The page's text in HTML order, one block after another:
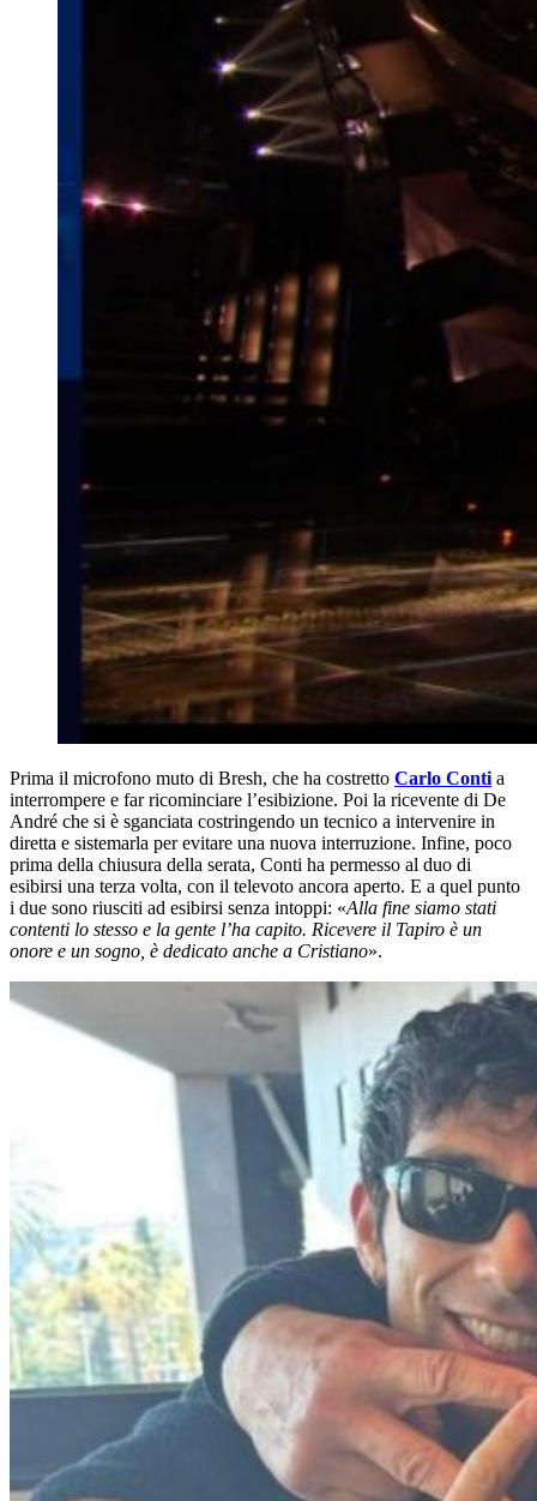
Prima il microfono muto di Bresh, che ha costretto Carlo Conti a
interrompere e far ricominciare l’esibizione. Poi la ricevente di De
André che si è sganciata costringendo un tecnico a intervenire in
diretta e sistemarla per evitare una nuova interruzione. Infine, poco
prima della chiusura della serata, Conti ha permesso al duo di
esibirsi una terza volta, con il televoto ancora aperto. E a quel punto
i due sono riusciti ad esibirsi senza intoppi: «Alla fine siamo stati
contenti lo stesso e la gente l’ha capito. Ricevere il Tapiro è un
onore e un sogno, è dedicato anche a Cristiano».